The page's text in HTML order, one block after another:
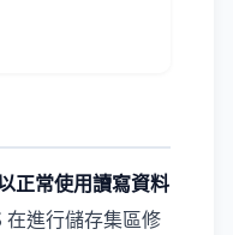
正常使用讀寫資料
進行儲存集區修